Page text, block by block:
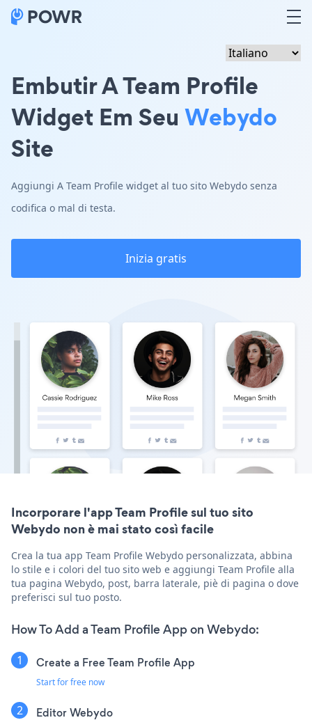
Embutir A Team Profile
Widget Em Seu Webydo
Site
Aggiungi A Team Profile widget al tuo sito Webydo senza
codifica o mal di testa.
Inizia gratis
Incorporare l'app Team Profile sul tuo sito
Webydo non è mai stato così facile
Crea la tua app Team Profile Webydo personalizzata, abbina
lo stile e i colori del tuo sito web e aggiungi Team Profile alla
tua pagina Webydo, post, barra laterale, piè di pagina o dove
preferisci sul tuo posto.
How To Add a Team Profile App on Webydo:
Create a Free Team Profile App
Start for free now
Editor Webydo